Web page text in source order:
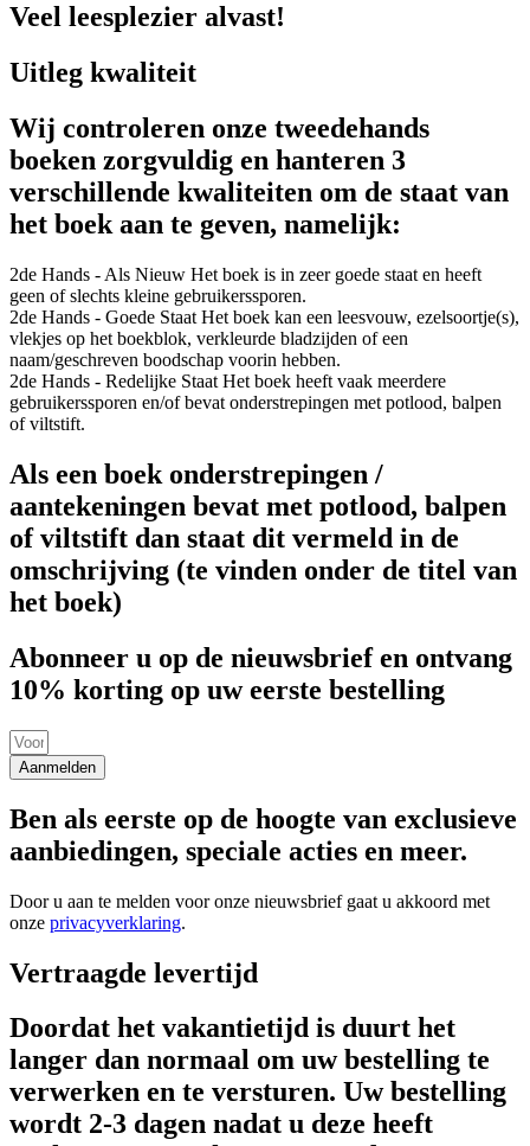
Veel leesplezier alvast!
Uitleg kwaliteit
Wij controleren onze tweedehands
boeken zorgvuldig en hanteren 3
verschillende kwaliteiten om de staat van
het boek aan te geven, namelijk:
2de Hands - Als Nieuw Het boek is in zeer goede staat en heeft
geen of slechts kleine gebruikerssporen.
2de Hands - Goede Staat Het boek kan een leesvouw, ezelsoortje(s),
vlekjes op het boekblok, verkleurde bladzijden of een
naam/geschreven boodschap voorin hebben.
2de Hands - Redelijke Staat Het boek heeft vaak meerdere
gebruikerssporen en/of bevat onderstrepingen met potlood, balpen
of viltstift.
Als een boek onderstrepingen /
aantekeningen bevat met potlood, balpen
of viltstift dan staat dit vermeld in de
omschrijving (te vinden onder de titel van
het boek)
Abonneer u op de nieuwsbrief en ontvang
10% korting op uw eerste bestelling
Aanmelden
Ben als eerste op de hoogte van exclusieve
aanbiedingen, speciale acties en meer.
Door u aan te melden voor onze nieuwsbrief gaat u akkoord met
onze privacyverklaring.
Vertraagde levertijd
Doordat het vakantietijd is duurt het
langer dan normaal om uw bestelling te
verwerken en te versturen. Uw bestelling
wordt 2-3 dagen nadat u deze heeft